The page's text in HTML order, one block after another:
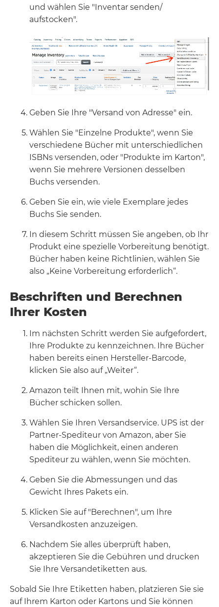
und wählen Sie "Inventar senden/
aufstocken".
Geben Sie Ihre "Versand von Adresse" ein.
Wählen Sie "Einzelne Produkte", wenn Sie
verschiedene Bücher mit unterschiedlichen
ISBNs versenden, oder "Produkte im Karton",
wenn Sie mehrere Versionen desselben
Buchs versenden.
Geben Sie ein, wie viele Exemplare jedes
Buchs Sie senden.
In diesem Schritt müssen Sie angeben, ob Ihr
Produkt eine spezielle Vorbereitung benötigt.
Bücher haben keine Richtlinien, wählen Sie
also „Keine Vorbereitung erforderlich“.
Beschriften und Berechnen
Ihrer Kosten
Im nächsten Schritt werden Sie aufgefordert,
Ihre Produkte zu kennzeichnen. Ihre Bücher
haben bereits einen Hersteller-Barcode,
klicken Sie also auf „Weiter“.
Amazon teilt Ihnen mit, wohin Sie Ihre
Bücher schicken sollen.
Wählen Sie Ihren Versandservice. UPS ist der
Partner-Spediteur von Amazon, aber Sie
haben die Möglichkeit, einen anderen
Spediteur zu wählen, wenn Sie möchten.
Geben Sie die Abmessungen und das
Gewicht Ihres Pakets ein.
Klicken Sie auf "Berechnen", um Ihre
Versandkosten anzuzeigen.
Nachdem Sie alles überprüft haben,
akzeptieren Sie die Gebühren und drucken
Sie Ihre Versandetiketten aus.
Sobald Sie Ihre Etiketten haben, platzieren Sie sie
auf Ihrem Karton oder Kartons und Sie können